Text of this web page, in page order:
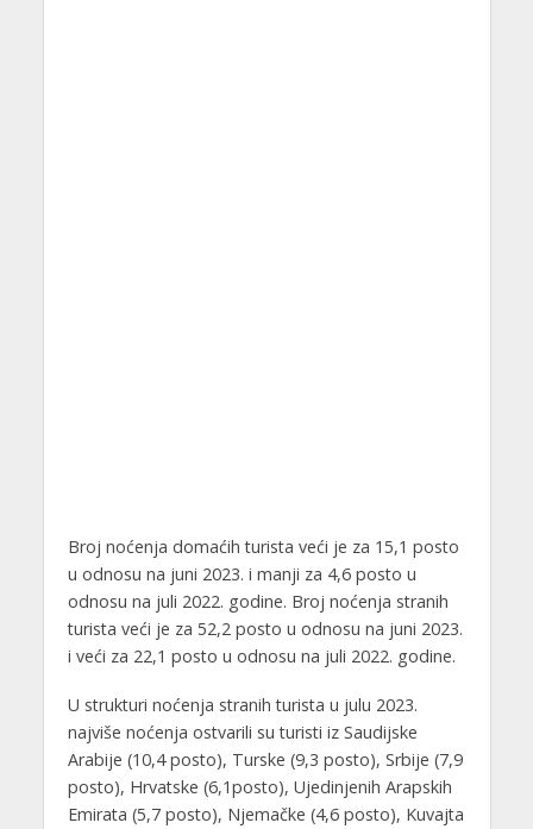
Broj noćenja domaćih turista veći je za 15,1 posto
u odnosu na juni 2023. i manji za 4,6 posto u
odnosu na juli 2022. godine. Broj noćenja stranih
turista veći je za 52,2 posto u odnosu na juni 2023.
i veći za 22,1 posto u odnosu na juli 2022. godine.
U strukturi noćenja stranih turista u julu 2023.
najviše noćenja ostvarili su turisti iz Saudijske
Arabije (10,4 posto), Turske (9,3 posto), Srbije (7,9
posto), Hrvatske (6,1posto), Ujedinjenih Arapskih
Emirata (5,7 posto), Njemačke (4,6 posto), Kuvajta